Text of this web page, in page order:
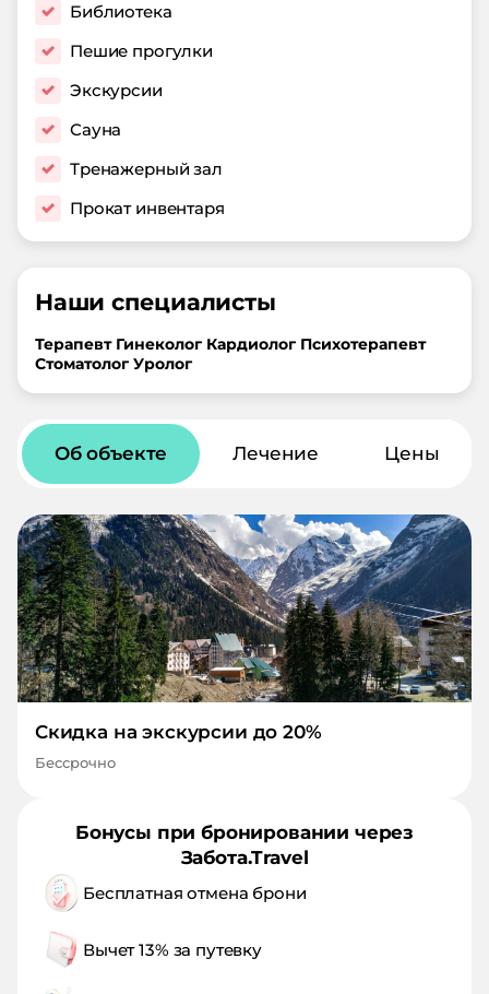
Библиотека
Пешие прогулки
Экскурсии
Сауна
Тренажерный зал
Прокат инвентаря
Наши специалисты
Терапевт Гинеколог Кардиолог Психотерапевт
Стоматолог Уролог
Об объекте Лечение Цены
Скидка на экскурсии до 20%
Бессрочно
Бонусы при бронировании через
Забота.Travel
Бесплатная отмена брони
Вычет 13% за путевку